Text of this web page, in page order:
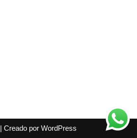
| Creado por WordPress